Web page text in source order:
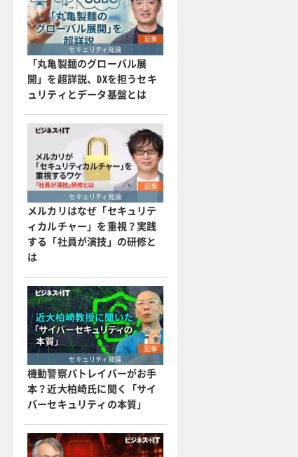
記事
セキュリティ総論
「丸亀製麺のグローバル展
開」を超詳説、DXを担うセキ
ュリティとデータ基盤とは
記事
セキュリティ総論
メルカリはなぜ「セキュリテ
ィカルチャー」を重視？実践
する「社員が演技」の研修と
は
記事
セキュリティ総論
機動警察パトレイバーがお手
本？近大柏崎氏に聞く「サイ
バーセキュリティの本質」